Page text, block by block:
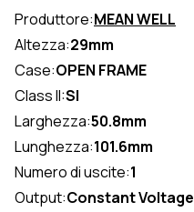
Produttore:MEAN WELL
Altezza:29mm
Case:OPEN FRAME
Class II:SI
Larghezza:50.8mm
Lunghezza:101.6mm
Numero di uscite:1
Output:Constant Voltage